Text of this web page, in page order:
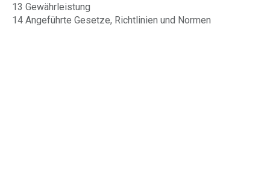
13 Gewährleistung
14 Angeführte Gesetze, Richtlinien und Normen